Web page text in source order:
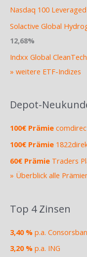
Nasdaq 100
Solactive Global
12,68%
Indxx Global
» weitere ETF-Indizes
Depot-
100€ Prämie
100€ Prämie
60€ Prämie Traders
» Überblick alle
Top 4 Zinsen
3,40 % p.a.
3,20 % p.a. ING